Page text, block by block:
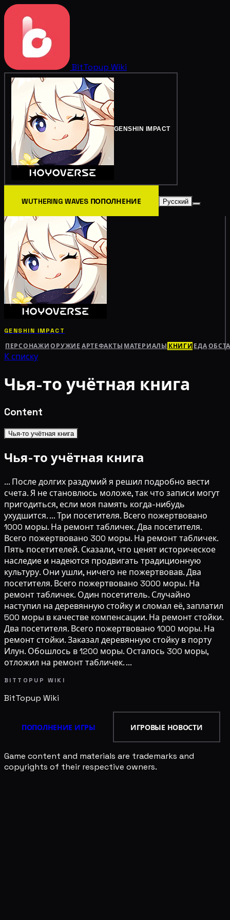
BitTopup Wiki
GENSHIN IMPACT
WUTHERING WAVES ПОПОЛНЕНИЕ Русский
GENSHIN IMPACT
ПЕРСОНАЖИ ОРУЖИЕ АРТЕФАКТЫ МАТЕРИАЛЫ КНИГИ ЕДА
К списку
Чья-то учётная книга
Content
Чья-то учётная книга
Чья-то учётная книга
... После долгих раздумий я решил подробно вести
счета. Я не становлюсь моложе, так что записи могут
пригодиться, если моя память когда-нибудь
ухудшится. ... Три посетителя. Всего пожертвовано
1000 моры. На ремонт табличек. Два посетителя.
Всего пожертвовано 300 моры. На ремонт табличек.
Пять посетителей. Сказали, что ценят историческое
наследие и надеются продвигать традиционную
культуру. Они ушли, ничего не пожертвовав. Два
посетителя. Всего пожертвовано 3000 моры. На
ремонт табличек. Один посетитель. Случайно
наступил на деревянную стойку и сломал её, заплатил
500 моры в качестве компенсации. На ремонт стойки.
Два посетителя. Всего пожертвовано 1000 моры. На
ремонт стойки. Заказал деревянную стойку в порту
Илун. Обошлось в 1200 моры. Осталось 300 моры,
отложил на ремонт табличек. ...
BITTOPUP WIKI
BitTopup Wiki
ПОПОЛНЕНИЕ ИГРЫ ИГРОВЫЕ НОВОСТИ
Game content and materials are trademarks and
copyrights of their respective owners.